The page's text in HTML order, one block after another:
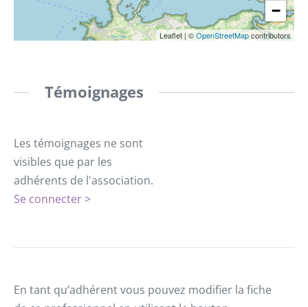
−
Leaflet | ©OpenStreetMapcontributors
Témoignages
Les témoignages ne sont
visibles que par les
adhérents de l'association.
Se connecter >
En tant qu’adhérent vous pouvez modifier la fiche